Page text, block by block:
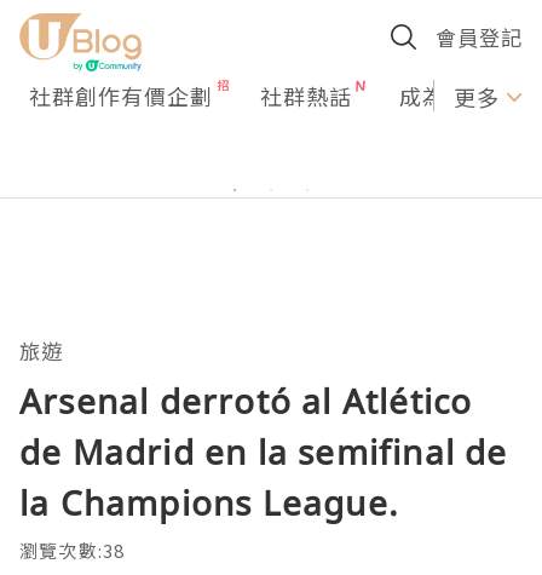
會員登記
社群創作有價企劃 社群熱話 成為U更多
旅遊
Arsenal derrotó al Atlético
de Madrid en la semifinal de
la Champions League.
瀏覽次數:38